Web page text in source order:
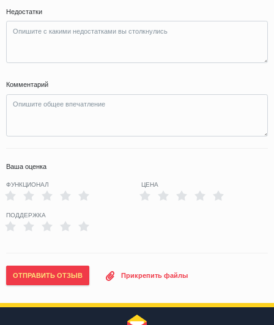
Недостатки
Комментарий
Ваша оценка
ФУНКЦИОНАЛ ЦЕНА
ПОДДЕРЖКА
ОТПРАВИТЬ ОТЗЫВ Прикрепить файлы